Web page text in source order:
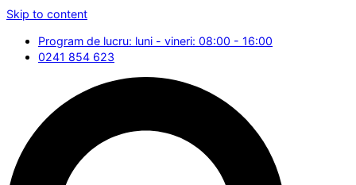
Skip to content
Program de lucru: luni - vineri: 08:00 - 16:00
0241 854 623